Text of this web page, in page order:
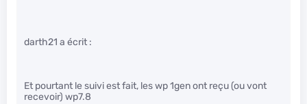
darth21 a écrit :
Et pourtant le suivi est fait, les wp 1gen ont reçu (ou vont
recevoir) wp7.8